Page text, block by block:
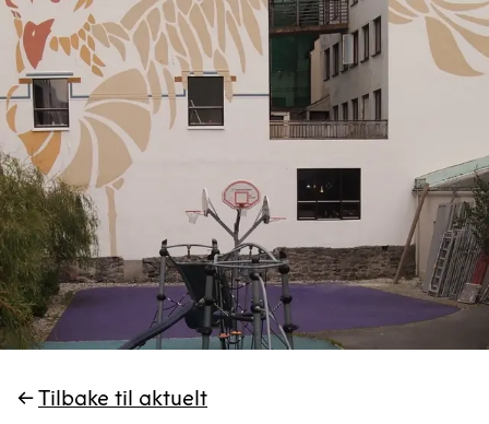
←Tilbake til aktuelt